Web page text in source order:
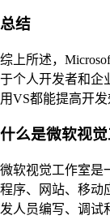
总结
综上所述，
于个人开发者和企
用VS都能提高开
什么是微软视
微软视觉工作室是
程序、网站、移动
发人员编写、调试